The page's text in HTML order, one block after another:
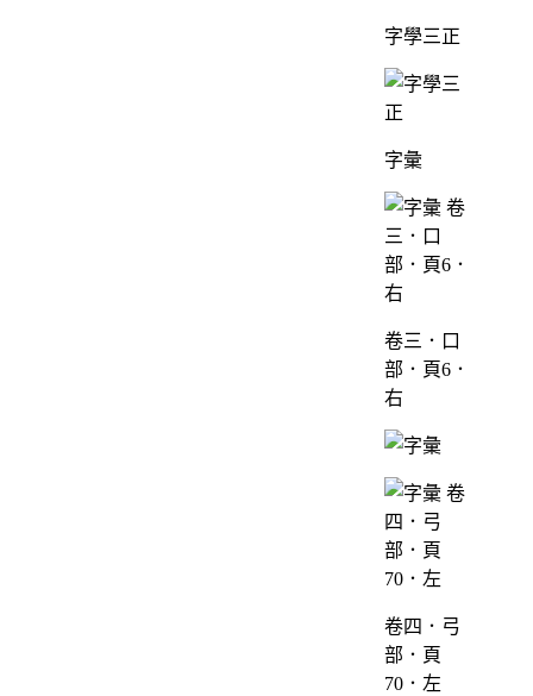
字學三正
字彙
卷三．口
部．頁6．
右
卷四．弓
部．頁
70．左